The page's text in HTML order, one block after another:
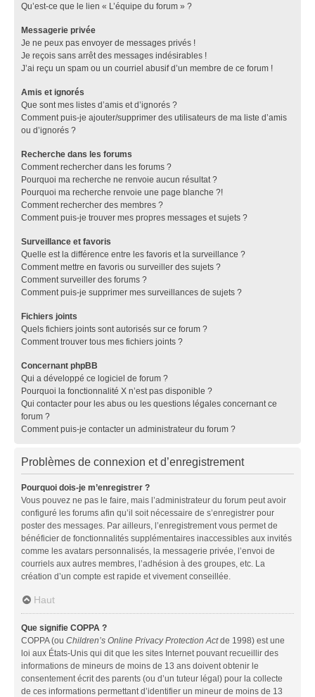
Qu’est-ce que le lien « L’équipe du forum » ?
Messagerie privée
Je ne peux pas envoyer de messages privés !
Je reçois sans arrêt des messages indésirables !
J’ai reçu un spam ou un courriel abusif d’un membre de ce forum !
Amis et ignorés
Que sont mes listes d’amis et d’ignorés ?
Comment puis-je ajouter/supprimer des utilisateurs de ma liste d’amis
ou d’ignorés ?
Recherche dans les forums
Comment rechercher dans les forums ?
Pourquoi ma recherche ne renvoie aucun résultat ?
Pourquoi ma recherche renvoie une page blanche ?!
Comment rechercher des membres ?
Comment puis-je trouver mes propres messages et sujets ?
Surveillance et favoris
Quelle est la différence entre les favoris et la surveillance ?
Comment mettre en favoris ou surveiller des sujets ?
Comment surveiller des forums ?
Comment puis-je supprimer mes surveillances de sujets ?
Fichiers joints
Quels fichiers joints sont autorisés sur ce forum ?
Comment trouver tous mes fichiers joints ?
Concernant phpBB
Qui a développé ce logiciel de forum ?
Pourquoi la fonctionnalité X n’est pas disponible ?
Qui contacter pour les abus ou les questions légales concernant ce
forum ?
Comment puis-je contacter un administrateur du forum ?
Problèmes de connexion et d’enregistrement
Pourquoi dois-je m’enregistrer ?
Vous pouvez ne pas le faire, mais l’administrateur du forum peut avoir
configuré les forums afin qu’il soit nécessaire de s’enregistrer pour
poster des messages. Par ailleurs, l’enregistrement vous permet de
bénéficier de fonctionnalités supplémentaires inaccessibles aux invités
comme les avatars personnalisés, la messagerie privée, l’envoi de
courriels aux autres membres, l’adhésion à des groupes, etc. La
création d’un compte est rapide et vivement conseillée.
Haut
Que signifie COPPA ?
COPPA (ou Children’s Online Privacy Protection Actde 1998) est une
loi aux États-Unis qui dit que les sites Internet pouvant recueillir des
informations de mineurs de moins de 13 ans doivent obtenir le
consentement écrit des parents (ou d’un tuteur légal) pour la collecte
de ces informations permettant d’identifier un mineur de moins de 13